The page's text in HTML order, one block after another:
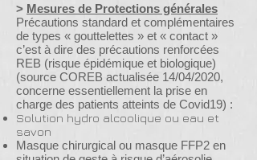
> Mesures de Protections générales
Précautions standard et complémentaires
de types « gouttelettes » et « contact »
c’est à dire des précautions renforcées
REB (risque épidémique et biologique)
(source COREB actualisée 14/04/2020,
concerne essentiellement la prise en
charge des patients atteints de Covid19) :
Solution hydro alcoolique ou eau et
savon
Masque chirurgical ou masque FFP2 en